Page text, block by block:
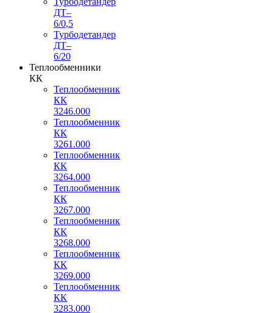
ДТ–
6/0,5
Турбодетандер
ДТ–
6/20
Теплообменники
КК
Теплообменник
КК
3246.000
Теплообменник
КК
3261.000
Теплообменник
КК
3264.000
Теплообменник
КК
3267.000
Теплообменник
КК
3268.000
Теплообменник
КК
3269.000
Теплообменник
КК
3283.000